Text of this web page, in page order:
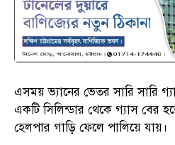
এসময় ভ্যানের ভেতর সারি সারি
একটি সিলিন্ডার থেকে গ্যাস বের
হেলপার গাড়ি ফেলে পালিয়ে যায়।